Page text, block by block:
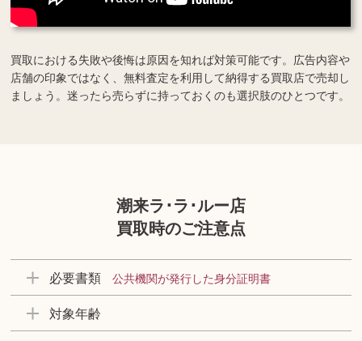
買取における失敗や後悔は原因を知れば対策可能です。広告内容や
店舗の印象ではなく、無料査定を利用して納得する買取店で売却し
ましょう。迷ったら売らずに持っておくのも選択肢のひとつです。
潮来ラ･ラ･ルー店
買取時のご注意点
必要書類 公共機関が発行した身分証明書
対象年齢